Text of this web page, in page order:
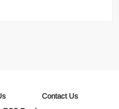
Contact Us